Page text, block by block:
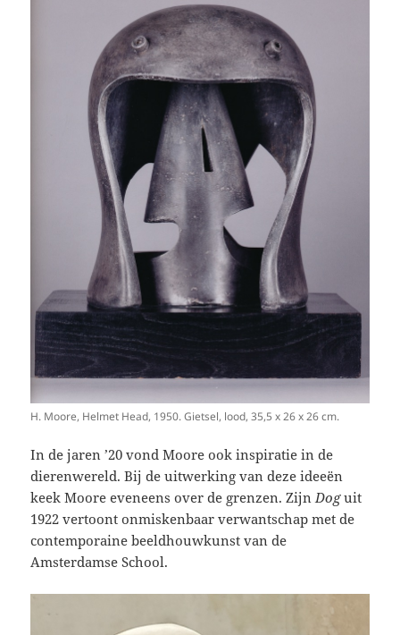
H. Moore, Helmet Head, 1950. Gietsel, lood, 35,5 x 26 x 26 cm.
In de jaren ’20 vond Moore ook inspiratie in de
dierenwereld. Bij de uitwerking van deze ideeën
keek Moore eveneens over de grenzen. ZijnDoguit
1922 vertoont onmiskenbaar verwantschap met de
contemporaine beeldhouwkunst van de
Amsterdamse School.